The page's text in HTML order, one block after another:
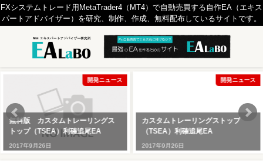
FXシステムトレード用MetaTrader4（MT4）で自動売買する自作EA（エキス
パートアドバイザー）を研究、制作、作成、無料配布しているサイトです。
開発ニュース
無料版 カスタムトレーリングス
トップ（TSEA）利確追尾EA
2017年9月26日
開発ニュース
カスタムトレーリングストップ
（TSEA）利確追尾EA
2017年9月26日